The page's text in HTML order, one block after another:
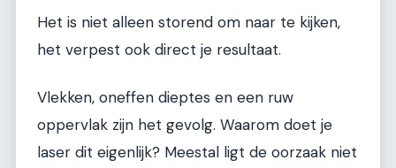
Het is niet alleen storend om naar te kijken,
het verpest ook direct je resultaat.
Vlekken, oneffen dieptes en een ruw
oppervlak zijn het gevolg. Waarom doet je
laser dit eigenlijk? Meestal ligt de oorzaak niet